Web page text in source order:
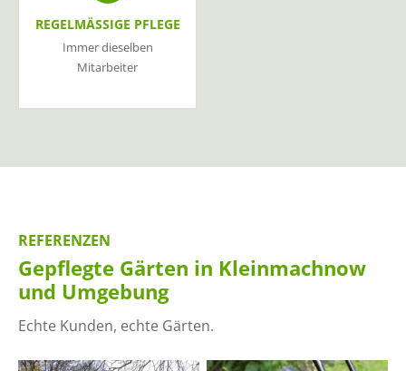
REGELMÄSSIGE PFLEGE
Immer dieselben
Mitarbeiter
REFERENZEN
Gepflegte Gärten in Kleinmachnow
und Umgebung
Echte Kunden, echte Gärten.